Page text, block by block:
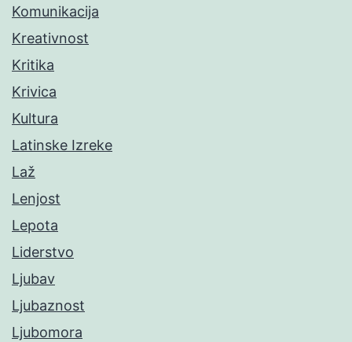
Komunikacija
Kreativnost
Kritika
Krivica
Kultura
Latinske Izreke
Laž
Lenjost
Lepota
Liderstvo
Ljubav
Ljubaznost
Ljubomora